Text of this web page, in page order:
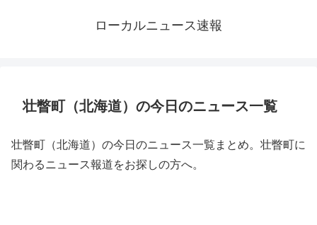
ローカルニュース速報
壮瞥町（北海道）の今日のニュース一覧
壮瞥町（北海道）の今日のニュース一覧まとめ。壮瞥町に
関わるニュース報道をお探しの方へ。